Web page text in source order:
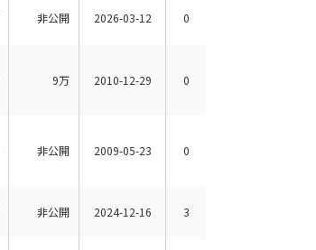
非公開 2026-03-12 0
9万 2010-12-29 0
非公開 2009-05-23 0
非公開 2024-12-16 3